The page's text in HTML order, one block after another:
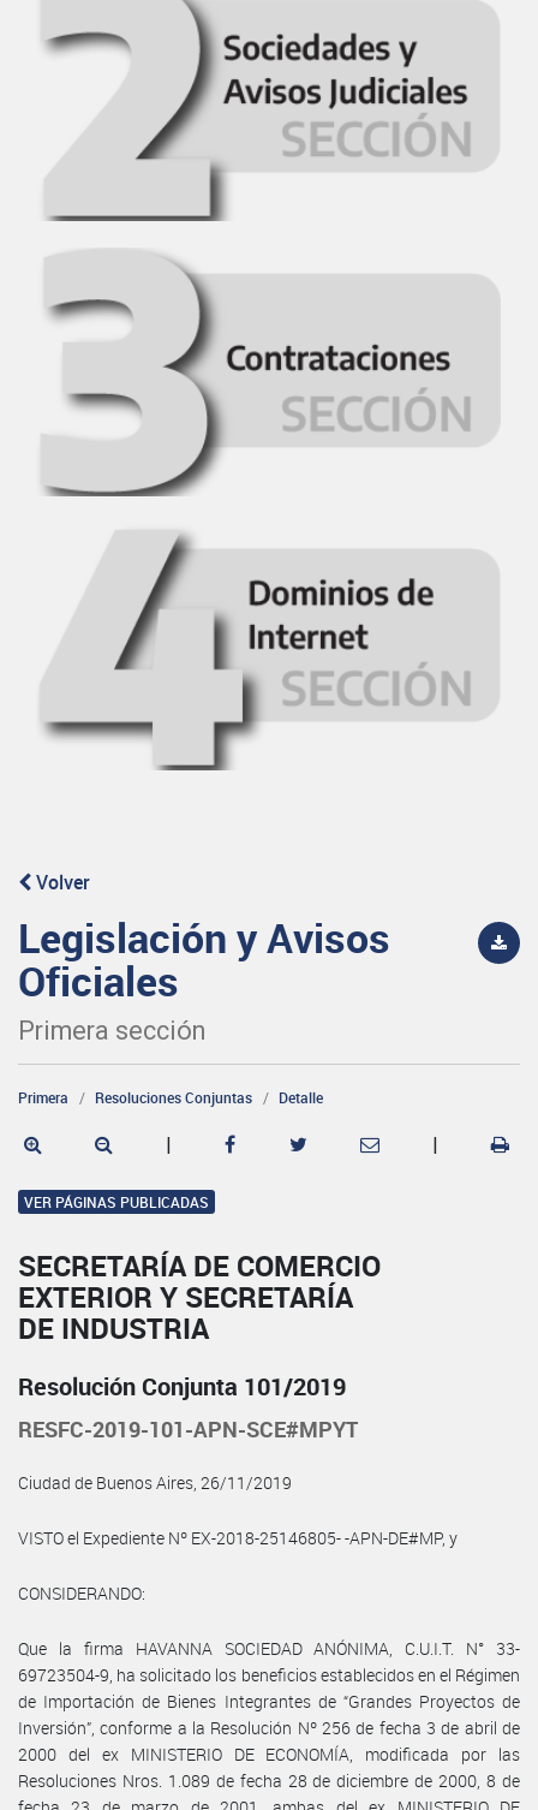
Volver
Legislación y Avisos
Oficiales
Primera sección
Primera Resoluciones Conjuntas Detalle
| |
VER PÁGINAS PUBLICADAS
SECRETARÍA DE COMERCIO
EXTERIOR Y SECRETARÍA
DE INDUSTRIA
Resolución Conjunta 101/2019
RESFC-2019-101-APN-SCE#MPYT
Ciudad de Buenos Aires, 26/11/2019
VISTO el Expediente Nº EX-2018-25146805- -APN-DE#MP, y
CONSIDERANDO:
Que la firma HAVANNA SOCIEDAD ANÓNIMA, C.U.I.T. N° 33-
69723504-9, ha solicitado los beneficios establecidos en el Régimen
de Importación de Bienes Integrantes de “Grandes Proyectos de
Inversión”, conforme a la Resolución Nº 256 de fecha 3 de abril de
2000 del ex MINISTERIO DE ECONOMÍA, modificada por las
Resoluciones Nros. 1.089 de fecha 28 de diciembre de 2000, 8 de